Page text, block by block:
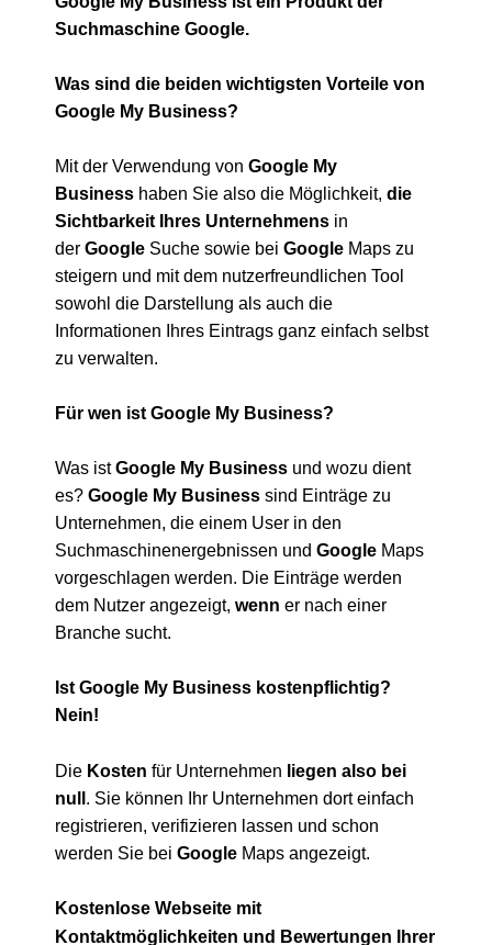
Suchmaschine Google.
Was sind die beiden wichtigsten Vorteile von
Google My Business?
Mit der Verwendung von Google My
Business haben Sie also die Möglichkeit, die
Sichtbarkeit Ihres Unternehmens in
der Google Suche sowie bei Google Maps zu
steigern und mit dem nutzerfreundlichen Tool
sowohl die Darstellung als auch die
Informationen Ihres Eintrags ganz einfach selbst
zu verwalten.
Für wen ist Google My Business?
Was istGoogle My Business und wozu dient
es? Google My Business sind Einträge zu
Unternehmen, die einem User in den
Suchmaschinenergebnissen und Google Maps
vorgeschlagen werden. Die Einträge werden
dem Nutzer angezeigt, wenn er nach einer
Branche sucht.
Ist Google My Business kostenpflichtig?
Nein!
Die Kosten für Unternehmen liegen also bei
null . Sie können Ihr Unternehmen dort einfach
registrieren, verifizieren lassen und schon
werden Sie bei Google Maps angezeigt.
Kostenlose Webseite mit
Kontaktmöglichkeiten und Bewertungen Ihrer